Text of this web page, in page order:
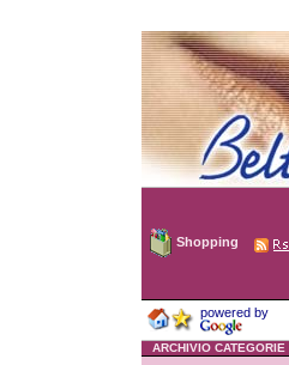
Shopping
powered by
ARCHIVIO CATEGORIE